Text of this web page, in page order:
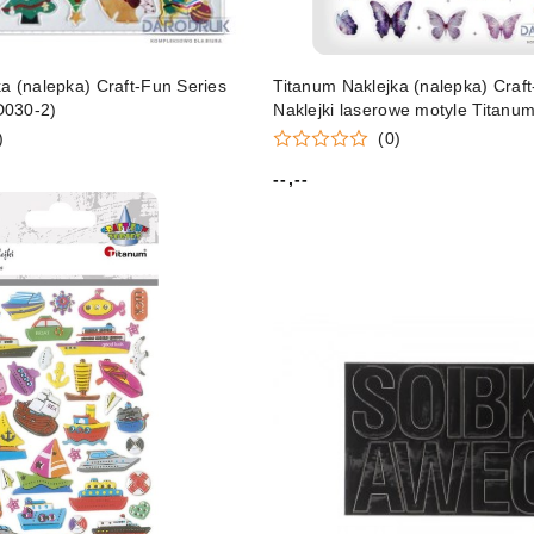
(nalepka) Craft-Fun Series
2)
Titanum Naklejka (nalepka)
Naklejki laserowe motyle
8 C)
(0)
Cena:
--,--